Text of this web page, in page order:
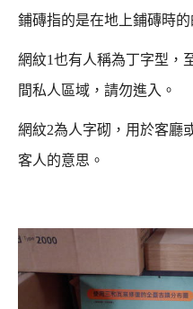
鋪磚指的是在地上鋪磚時的
網紋1也有人稱為丁字型，
間私人區域，請勿進入。
網紋2為人字砌，用於客廳
客人的意思。